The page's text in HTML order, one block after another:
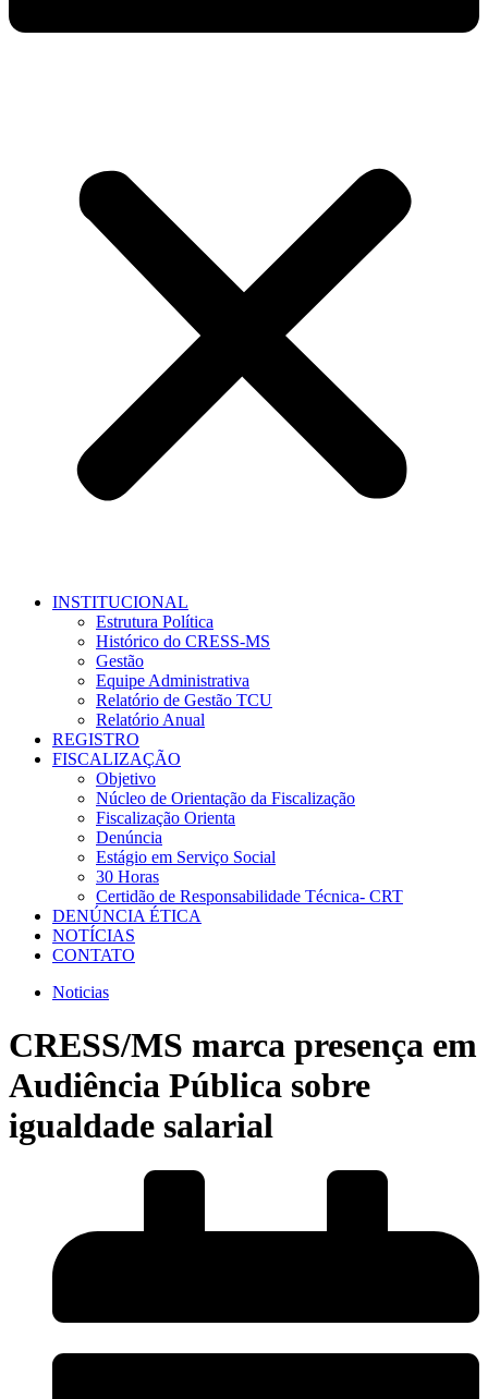
INSTITUCIONAL
Estrutura Política
Histórico do CRESS-MS
Gestão
Equipe Administrativa
Relatório de Gestão TCU
Relatório Anual
REGISTRO
FISCALIZAÇÃO
Objetivo
Núcleo de Orientação da Fiscalização
Fiscalização Orienta
Denúncia
Estágio em Serviço Social
30 Horas
Certidão de Responsabilidade Técnica- CRT
DENÚNCIA ÉTICA
NOTÍCIAS
CONTATO
Noticias
CRESS/MS marca presença em
Audiência Pública sobre
igualdade salarial